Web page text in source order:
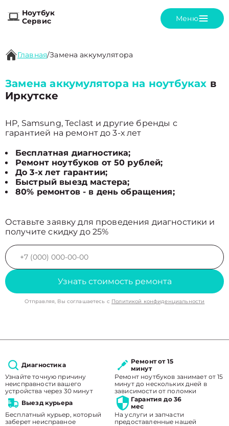
Ноутбук
Сервис
Меню
Главная/Замена аккумулятора
Замена аккумулятора на ноутбуках в
Иркутске
HP, Samsung, Teclast и другие бренды с
гарантией на ремонт до 3-х лет
Бесплатная диагностика;
Ремонт ноутбуков от 50 рублей;
До 3-х лет гарантии;
Быстрый выезд мастера;
80% ремонтов - в день обращения;
Оставьте заявку для проведения диагностики и
получите скидку до 25%
Узнать стоимость ремонта
Отправляя, Вы соглашаетесь с Политикой конфиденциальности
Диагностика
Узнайте точную причину
неисправности вашего
устройства через 30 минут
Ремонт от 15
минут
Ремонт ноутбуков занимает от 15
минут до нескольких дней в
зависимости от поломки
Выезд курьера
Бесплатный курьер, который
заберет неисправное
Гарантия до 36
мес
На услуги и запчасти
предоставленные нашей